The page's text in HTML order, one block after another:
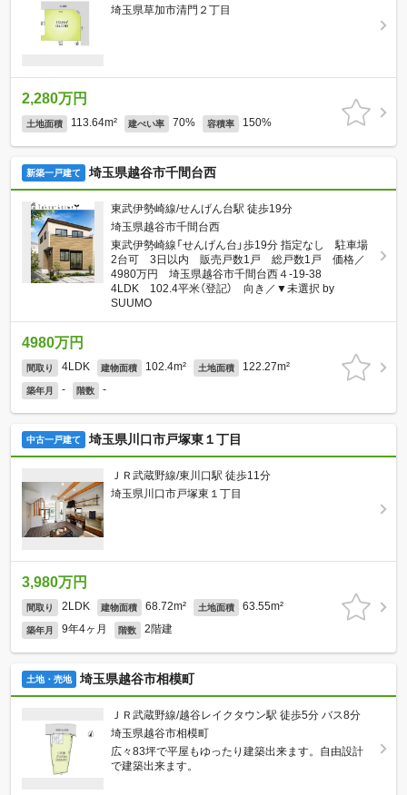
埼玉県草加市清門２丁目
2,280万円
土地面積 113.64m² 建ぺい率 70% 容積率 150%
新築一戸建て 埼玉県越谷市千間台西
東武伊勢崎線/せんげん台駅 徒歩19分
埼玉県越谷市千間台西
東武伊勢崎線「せんげん台」歩19分 指定なし 駐車場
2台可 3日以内 販売戸数1戸 総戸数1戸 価格／
4980万円 埼玉県越谷市千間台西４-19-38
4LDK 102.4平米（登記） 向き／▼未選択 by
SUUMO
4980万円
間取り 4LDK 建物面積 102.4m² 土地面積 122.27m²
築年月 - 階数 -
中古一戸建て 埼玉県川口市戸塚東１丁目
ＪＲ武蔵野線/東川口駅 徒歩11分
埼玉県川口市戸塚東１丁目
3,980万円
間取り 2LDK 建物面積 68.72m² 土地面積 63.55m²
築年月 9年4ヶ月 階数 2階建
土地・売地 埼玉県越谷市相模町
ＪＲ武蔵野線/越谷レイクタウン駅 徒歩5分 バス8分
埼玉県越谷市相模町
広々83坪で平屋もゆったり建築出来ます。自由設計
で建築出来ます。